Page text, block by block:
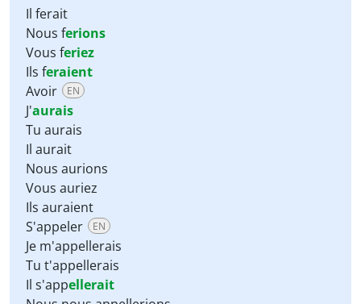
Il ferait
Nous ferions
Vous feriez
Ils feraient
Avoir
EN
J'aurais
Tu aurais
Il aurait
Nous aurions
Vous auriez
Ils auraient
S'appeler
EN
Je m'appellerais
Tu t'appellerais
Il s'appellerait